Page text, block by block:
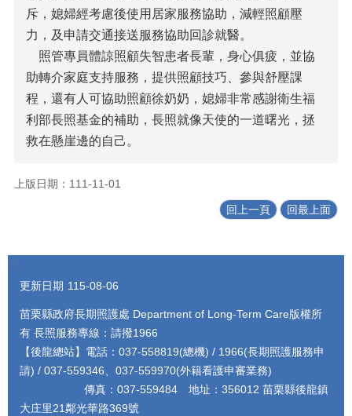
斥，媳婦經考慮後使用居家服務協助，減輕照顧壓
力，及申請交通接送服務協助回診就醫。
照管專員體諒照顧失智患者長輩，身心俱疲，並協
助轉介家庭支持服務，提供照顧技巧、參與舒壓課
程，還有人可協助照顧徐奶奶，媳婦非常感謝衛生福
利部長照基金的補助，長照就像天使的一道曙光，拯
救在懸崖邊的自己。
上版日期：111-11-01
回上一頁 回最上面
:::
更新日期 115-08-06
苗栗縣政府長期照護處 Department of Long-Term Care版權所
有 長照服務專線：請撥1966
【後龍總站】電話：037-558819(總機) / 1966(長期照護服務申
請) / 037-559346、037-559970(外籍看護申審業務)
傳真：037-559484 地址：356012 苗栗縣後龍鎮
大庄里21鄰光華路369號